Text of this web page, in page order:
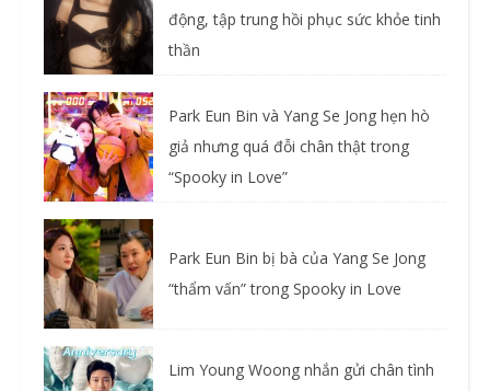
động, tập trung hồi phục sức khỏe tinh
thần
Park Eun Bin và Yang Se Jong hẹn hò
giả nhưng quá đỗi chân thật trong
“Spooky in Love”
Park Eun Bin bị bà của Yang Se Jong
“thẩm vấn” trong Spooky in Love
Lim Young Woong nhắn gửi chân tình